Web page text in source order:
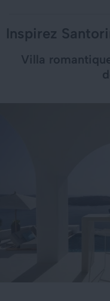
Inspirez
Villa